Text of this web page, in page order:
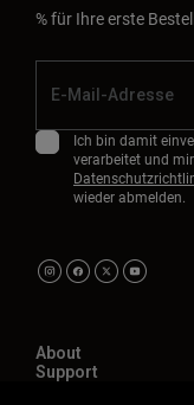
% für Ihre erste
Ich bin damit
verarbeitet und
wieder abmelden.
About
Support